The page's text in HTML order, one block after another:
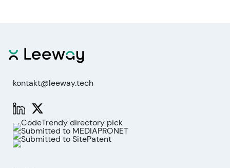
kontakt@leeway.tech